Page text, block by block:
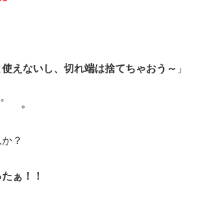
えないし、切れ端は捨てちゃおう～ 」
。
？
ぁ！！